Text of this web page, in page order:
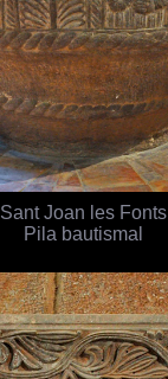
Sant Joan les Fonts
Pila bautismal